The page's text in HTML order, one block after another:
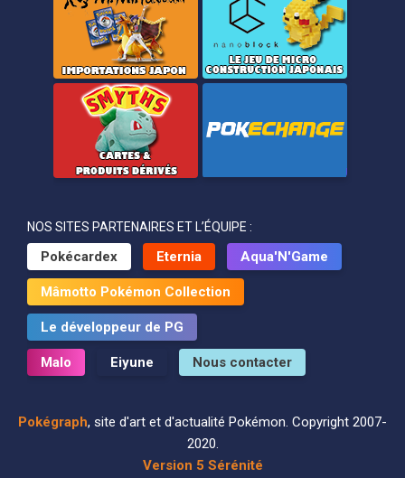
NOS SITES PARTENAIRES ET L’ÉQUIPE :
Pokécardex Eternia Aqua'N'Game
Mâmotto Pokémon Collection
Le développeur de PG
Malo Eiyune Nous contacter
Pokégraph, site d'art et d'actualité Pokémon. Copyright 2007-
2020.
Version 5 Sérénité